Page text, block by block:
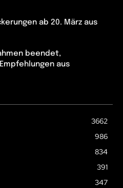
ab 20. März aus
beendet,
aus
3662
986
834
391
347